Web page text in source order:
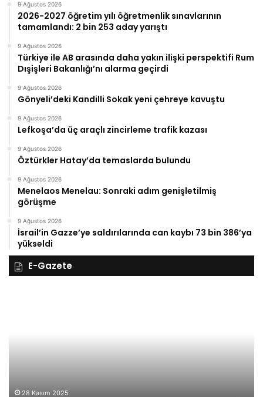
9 Ağustos 2026
2026-2027 öğretim yılı öğretmenlik sınavlarının
tamamlandı: 2 bin 253 aday yarıştı
9 Ağustos 2026
Türkiye ile AB arasında daha yakın ilişki perspektifi Rum
Dışişleri Bakanlığı’nı alarma geçirdi
9 Ağustos 2026
Gönyeli’deki Kandilli Sokak yeni çehreye kavuştu
9 Ağustos 2026
Lefkoşa’da üç araçlı zincirleme trafik kazası
9 Ağustos 2026
Öztürkler Hatay’da temaslarda bulundu
9 Ağustos 2026
Menelaos Menelau: Sonraki adım genişletilmiş
görüşme
9 Ağustos 2026
İsrail’in Gazze’ye saldırılarında can kaybı 73 bin 386’ya
yükseldi
E-Gazete